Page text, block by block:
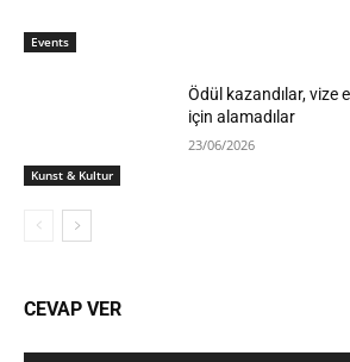
Events
Kunst & Kultur
Ödül kazandılar, vize
için alamadılar
23/06/2026
CEVAP VER